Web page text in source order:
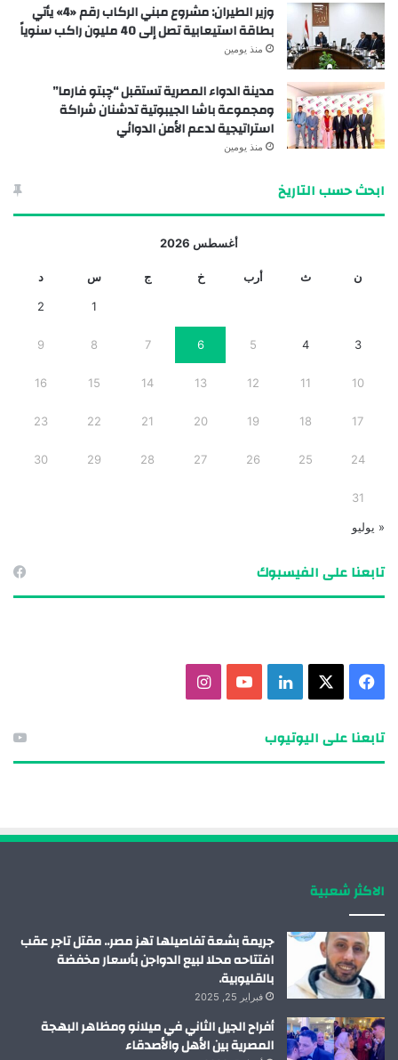
وزير الطيران: مشروع مبني الركاب رقم «4» يأتي
بطاقة استيعابية تصل إلى 40 مليون راكب سنوياً
منذ يومين
مدينة الدواء المصرية تستقبل “چبتو فارما”
ومجموعة باشا الجيبوتية تدشنان شراكة
استراتيجية لدعم الأمن الدوائي
منذ يومين
ابحث حسب التاريخ
أغسطس 2026
ن ث أرب خ ج س د
1
2
3
4
5
6
7
8
9
10
11
12
13
14
15
16
17
18
19
20
21
22
23
24
25
26
27
28
29
30
31
« يوليو
تابعنا على الفيسبوك
م
تابعنا على اليوتيوب
الاكثر شعبية
جريمة بشعة تفاصيلها تهز مصر.. مقتل تاجر عقب
افتتاحه محلا لبيع الدواجن بأسعار مخفضة
بالقليوبية.
فبراير 25, 2025
أفراح الجيل الثاني في ميلانو ومظاهر البهجة
المصرية بين الأهل والأصدقاء